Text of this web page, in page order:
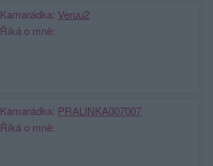
Kamarádka: Veruu2
Říká o mně:
Kamarádka: PRALINKA007007
Říká o mně: